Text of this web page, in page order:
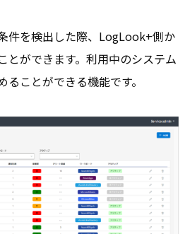
件を検出した際、LogLook+側か
とができます。利用中のシステム
ことができる機能です。